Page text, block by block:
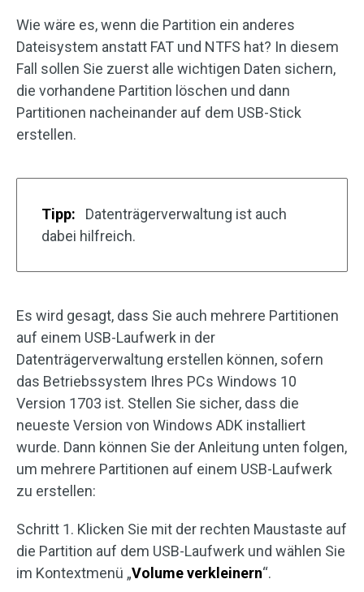
Wie wäre es, wenn die Partition ein anderes
Dateisystem anstatt FAT und NTFS hat? In diesem
Fall sollen Sie zuerst alle wichtigen Daten sichern,
die vorhandene Partition löschen und dann
Partitionen nacheinander auf dem USB-Stick
erstellen.
Tipp:
Datenträgerverwaltung ist auch
dabei hilfreich.
Es wird gesagt, dass Sie auch mehrere Partitionen
auf einem USB-Laufwerk in der
Datenträgerverwaltung erstellen können, sofern
das Betriebssystem Ihres PCs Windows 10
Version 1703 ist. Stellen Sie sicher, dass die
neueste Version von Windows ADK installiert
wurde. Dann können Sie der Anleitung unten folgen,
um mehrere Partitionen auf einem USB-Laufwerk
zu erstellen:
Schritt 1. Klicken Sie mit der rechten Maustaste auf
die Partition auf dem USB-Laufwerk und wählen Sie
im Kontextmenü „Volume verkleinern“.